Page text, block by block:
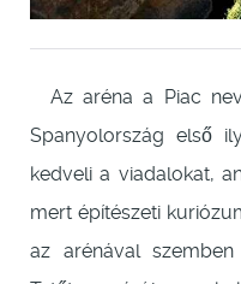
Az aréna a Piac
Spanyolország első
kedveli a viadalokat,
mert építészeti
az arénával